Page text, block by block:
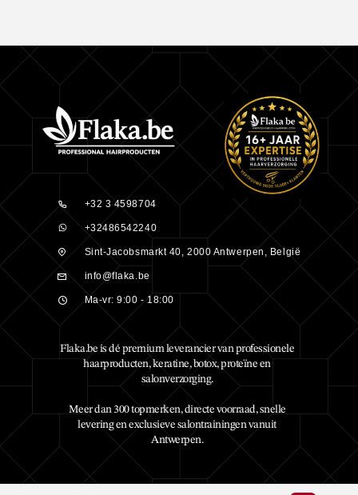
+32 3 4598704
+32486542240
Sint-Jacobsmarkt 40, 2000 Antwerpen, België
info@flaka.be
Ma-vr: 9:00 - 18:00
Flaka.be is dé premium leverancier van professionele
haarproducten, keratine, botox, proteïne en
salonverzorging.
Meer dan 300 topmerken, directe voorraad, snelle
levering en exclusieve salontrainingen vanuit
Antwerpen.